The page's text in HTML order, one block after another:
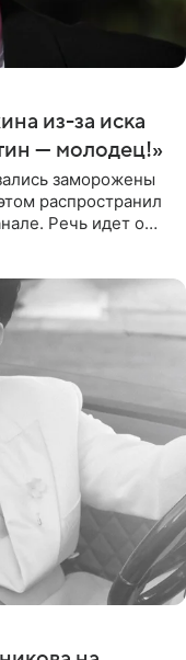
из-за иска
— молодец!»
заморожены
распространил
Речь идет о